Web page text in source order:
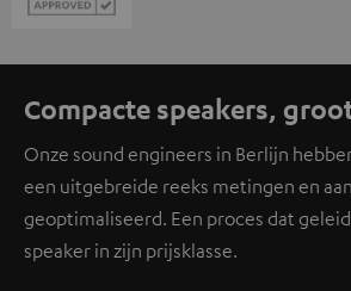
Compacte speakers,
Onze sound engineers in Berlijn
een uitgebreide reeks metingen en
geoptimaliseerd. Een proces dat
speaker in zijn prijsklasse.